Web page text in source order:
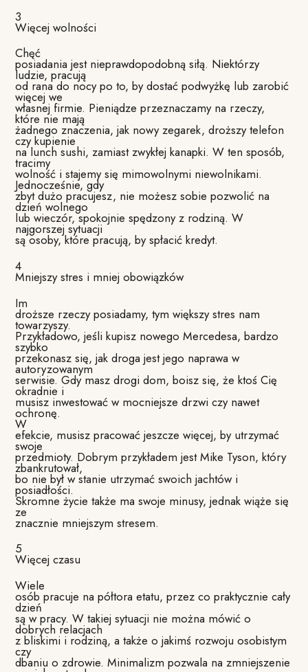
3
Więcej wolności
Chęć
posiadania jest nieprawdopodobną siłą. Niektórzy
ludzie, pracują
od rana do nocy po to, by dostać podwyżkę lub zarobić
więcej we
własnej firmie. Pieniądze przeznaczamy na rzeczy,
które nie mają
żadnego znaczenia, jak nowy zegarek, droższy telefon
czy kupienie
na lunch sushi, zamiast zwykłej kanapki. W ten sposób,
tracimy
wolność i stajemy się mimowolnymi niewolnikami.
Jednocześnie, gdy
zbyt dużo pracujesz, nie możesz sobie pozwolić na
dzień wolnego
lub wieczór, spokojnie spędzony z rodziną. W
najgorszej sytuacji
są osoby, które pracują, by spłacić kredyt.
4
Mniejszy stres i mniej obowiązków
Im
droższe rzeczy posiadamy, tym większy stres nam
towarzyszy.
Przykładowo, jeśli kupisz nowego Mercedesa, bardzo
szybko
przekonasz się, jak droga jest jego naprawa w
autoryzowanym
serwisie. Gdy masz drogi dom, boisz się, że ktoś Cię
okradnie i
musisz inwestować w mocniejsze drzwi czy nawet
ochronę.
W
efekcie, musisz pracować jeszcze więcej, by utrzymać
swoje
przedmioty. Dobrym przykładem jest Mike Tyson, który
zbankrutował,
bo nie był w stanie utrzymać swoich jachtów i
posiadłości.
Skromne życie także ma swoje minusy, jednak wiąże się
ze
znacznie mniejszym stresem.
5
Więcej czasu
Wiele
osób pracuje na półtora etatu, przez co praktycznie cały
dzień
są w pracy. W takiej sytuacji nie można mówić o
dobrych relacjach
z bliskimi i rodziną, a także o jakimś rozwoju osobistym
czy
dbaniu o zdrowie. Minimalizm pozwala na zmniejszenie